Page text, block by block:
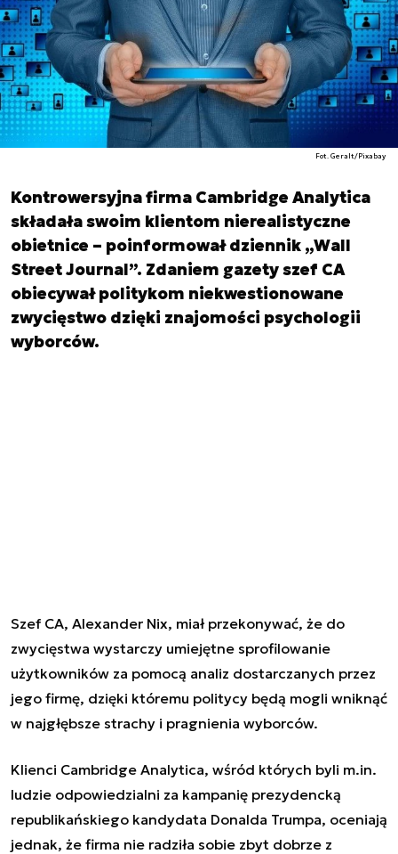
Fot. Geralt/Pixabay
Kontrowersyjna firma Cambridge Analytica
składała swoim klientom nierealistyczne
obietnice – poinformował dziennik „Wall
Street Journal”. Zdaniem gazety szef CA
obiecywał politykom niekwestionowane
zwycięstwo dzięki znajomości psychologii
wyborców.
Szef CA, Alexander Nix, miał przekonywać, że do
zwycięstwa wystarczy umiejętne sprofilowanie
użytkowników za pomocą analiz dostarczanych przez
jego firmę, dzięki któremu politycy będą mogli wniknąć
w najgłębsze strachy i pragnienia wyborców.
Klienci Cambridge Analytica, wśród których byli m.in.
ludzie odpowiedzialni za kampanię prezydencką
republikańskiego kandydata Donalda Trumpa, oceniają
jednak, że firma nie radziła sobie zbyt dobrze z